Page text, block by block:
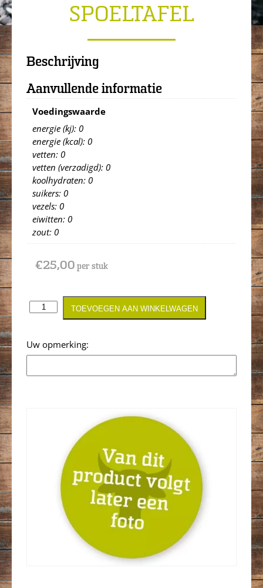
SPOELTAFEL
Beschrijving
Aanvullende informatie
Voedingswaarde
energie (kj): 0
energie (kcal): 0
vetten: 0
vetten (verzadigd): 0
koolhydraten: 0
suikers: 0
vezels: 0
eiwitten: 0
zout: 0
€25,00 per stuk
Opmerking
TOEVOEGEN AAN WINKELWAGEN